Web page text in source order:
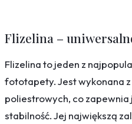
Flizelina –
Flizelina to jeden z
fototapety. Jest wykonana
poliestrowych, co zapewnia
stabilność. Jej największą